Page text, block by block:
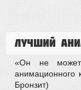
Лучший
«Он не
анимационного
Бронзит)